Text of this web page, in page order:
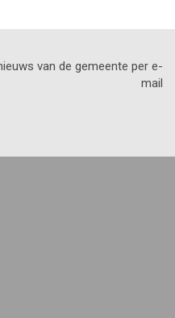
van de gemeente per e-
mail